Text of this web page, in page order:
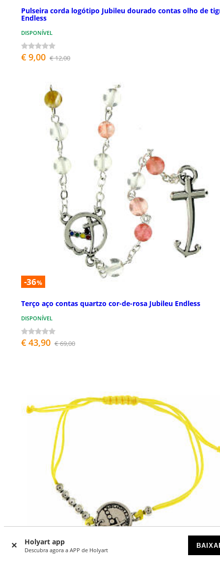
Holyart app
Descubra agora a APP de Holyart
Pulseira corda logótipo Jubileu dourado contas olho de
Endless
DISPONÍVEL
€ 9,00 € 12,00
-36%
Terço aço contas quartzo cor-de-rosa Jubileu Endless
DISPONÍVEL
€ 43,90 € 69,00